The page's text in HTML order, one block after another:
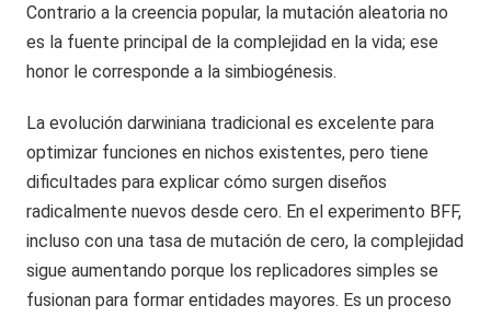
Contrario a la creencia popular, la mutación aleatoria no
es la fuente principal de la complejidad en la vida; ese
honor le corresponde a la simbiogénesis.
La evolución darwiniana tradicional es excelente para
optimizar funciones en nichos existentes, pero tiene
dificultades para explicar cómo surgen diseños
radicalmente nuevos desde cero. En el experimento BFF,
incluso con una tasa de mutación de cero, la complejidad
sigue aumentando porque los replicadores simples se
fusionan para formar entidades mayores. Es un proceso